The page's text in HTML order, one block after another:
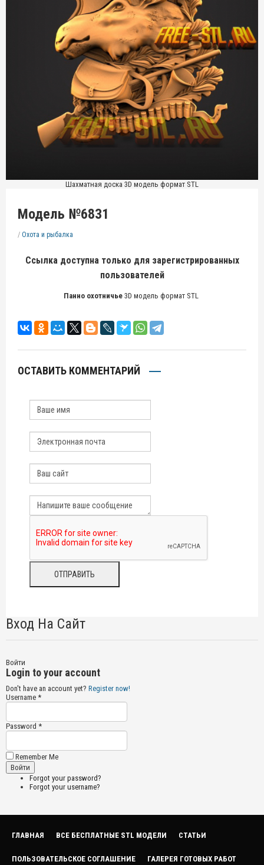
Шахматная доска 3D модель формат STL
Модель №6831
/ Охота и рыбалка
Ссылка доступна только для зарегистрированных
пользователей
Панно охотничье 3D модель формат STL
ОСТАВИТЬ КОММЕНТАРИЙ
Вход На Сайт
Войти
Login to your account
Don't have an account yet? Register now!
Username *
Password *
Remember Me
Forgot your password?
Forgot your username?
ГЛАВНАЯ ВСЕ БЕСПЛАТНЫЕ STL МОДЕЛИ СТАТЬИ
ПОЛЬЗОВАТЕЛЬСКОЕ СОГЛАШЕНИЕ ГАЛЕРЕЯ ГОТОВЫХ РАБОТ